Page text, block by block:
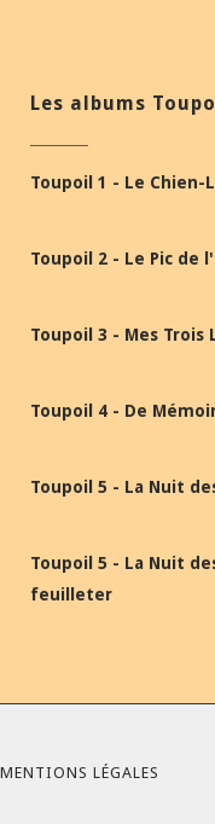
Les albums
Toupoil 1 - Le Chien-
Toupoil 2 - Le Pic de
Toupoil 3 - Mes Trois
Toupoil 4 - De
Toupoil 5 - La Nuit
Toupoil 5 - La Nuit
feuilleter
MENTIONS LÉGALES